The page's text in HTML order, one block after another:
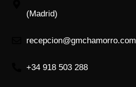
(Madrid)
recepcion@gmchamorro.com
+34 918 503 288